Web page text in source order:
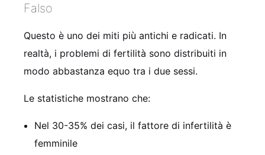
Falso
Questo è uno dei miti più antichi e radicati. In
realtà, i problemi di fertilità sono distribuiti in
modo abbastanza equo tra i due sessi.
Le statistiche mostrano che:
Nel 30-35% dei casi, il fattore di infertilità è
femminile